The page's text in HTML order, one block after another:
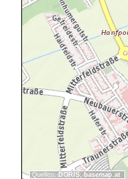
Quellen: DORIS, basemap.at